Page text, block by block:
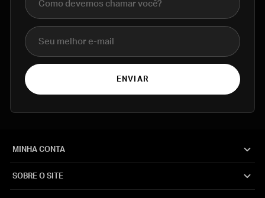
E-mail
ENVIAR
MINHA CONTA
SOBRE O SITE